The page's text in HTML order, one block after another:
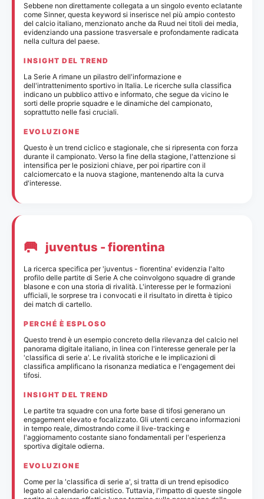
Sebbene non direttamente collegata a un singolo evento eclatante
come Sinner, questa keyword si inserisce nel più ampio contesto
del calcio italiano, menzionato anche da Ruud nei titoli dei media,
evidenziando una passione trasversale e profondamente radicata
nella cultura del paese.
INSIGHT DEL TREND
La Serie A rimane un pilastro dell'informazione e
dell'intrattenimento sportivo in Italia. Le ricerche sulla classifica
indicano un pubblico attivo e informato, che segue da vicino le
sorti delle proprie squadre e le dinamiche del campionato,
soprattutto nelle fasi cruciali.
EVOLUZIONE
Questo è un trend ciclico e stagionale, che si ripresenta con forza
durante il campionato. Verso la fine della stagione, l'attenzione si
intensifica per le posizioni chiave, per poi ripartire con il
calciomercato e la nuova stagione, mantenendo alta la curva
d'interesse.
🥅 juventus - fiorentina
La ricerca specifica per 'juventus - fiorentina' evidenzia l'alto
profilo delle partite di Serie A che coinvolgono squadre di grande
blasone e con una storia di rivalità. L'interesse per le formazioni
ufficiali, le sorprese tra i convocati e il risultato in diretta è tipico
dei match di cartello.
PERCHÉ È ESPLOSO
Questo trend è un esempio concreto della rilevanza del calcio nel
panorama digitale italiano, in linea con l'interesse generale per la
'classifica di serie a'. Le rivalità storiche e le implicazioni di
classifica amplificano la risonanza mediatica e l'engagement dei
tifosi.
INSIGHT DEL TREND
Le partite tra squadre con una forte base di tifosi generano un
engagement elevato e focalizzato. Gli utenti cercano informazioni
in tempo reale, dimostrando come il live-tracking e
l'aggiornamento costante siano fondamentali per l'esperienza
sportiva digitale odierna.
EVOLUZIONE
Come per la 'classifica di serie a', si tratta di un trend episodico
legato al calendario calcistico. Tuttavia, l'impatto di queste singole